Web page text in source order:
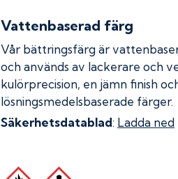
Vattenbaserad färg
Vår bättringsfärg är
och används av lackerare och
kulörprecision, en jämn finish
lösningsmedelsbaserade färger.
Säkerhetsdatablad: Ladda ned